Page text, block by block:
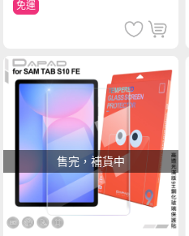
免運
售完，補貨中